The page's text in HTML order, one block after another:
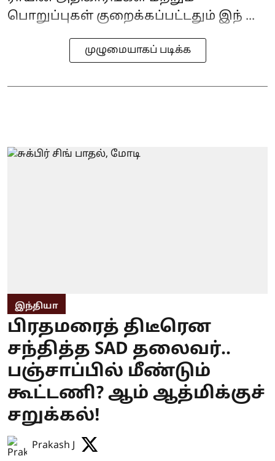
பொறுப்புகள் குறைக்கப்பட்டதும் இந் ...
முழுமையாகப் படிக்க
இந்தியா
பிரதமரைத் திடீரென
சந்தித்த SAD தலைவர்..
பஞ்சாப்பில் மீண்டும்
கூட்டணி? ஆம் ஆத்மிக்குச்
சறுக்கல்!
Prakash J